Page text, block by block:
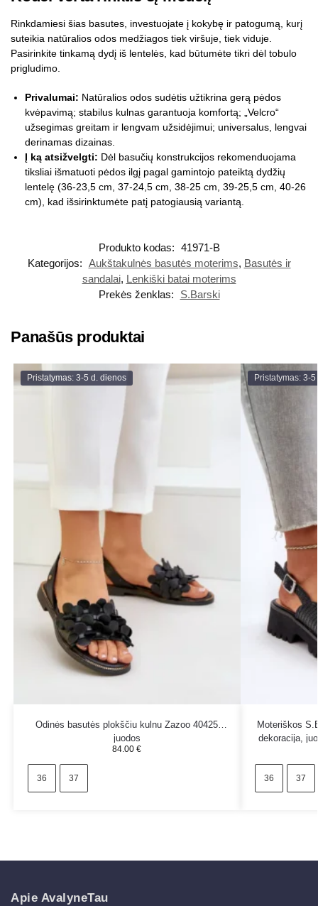
Rinkdamiesi šias basutes, investuojate į kokybę ir patogumą, kurį
suteikia natūralios odos medžiagos tiek viršuje, tiek viduje.
Pasirinkite tinkamą dydį iš lentelės, kad būtumėte tikri dėl tobulo
prigludimo.
Privalumai: Natūralios odos sudėtis užtikrina gerą pėdos
kvėpavimą; stabilus kulnas garantuoja komfortą; „Velcro“
užsegimas greitam ir lengvam užsidėjimui; universalus, lengvai
derinamas dizainas.
Į ką atsižvelgti: Dėl basučių konstrukcijos rekomenduojama
tiksliai išmatuoti pėdos ilgį pagal gamintojo pateiktą dydžių
lentelę (36-23,5 cm, 37-24,5 cm, 38-25 cm, 39-25,5 cm, 40-26
cm), kad išsirinktumėte patį patogiausią variantą.
Produkto kodas: 41971-B
Kategorijos: Aukštakulnės basutės moterims, Basutės ir
sandalai, Lenkiški batai moterims
Prekės ženklas:
S.Barski
Panašūs produktai
Pristatymas: 3-5 d. dienos
Odinės basutės plokščiu kulnu Zazoo 40425
juodos
84.00€
36 37
Pristatymas: 3-
Moteriškos
dekoracija,
36 37
Apie AvalyneTau